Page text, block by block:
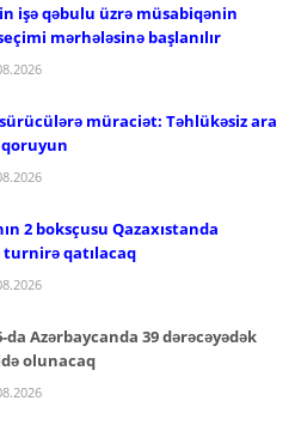
işə qəbulu üzrə müsabiqənin
mərhələsinə başlanılır
sürücülərə müraciət: Təhlükəsiz ara
2 boksçusu Qazaxıstanda
qatılacaq
Azərbaycanda 39 dərəcəyədək
olunacaq